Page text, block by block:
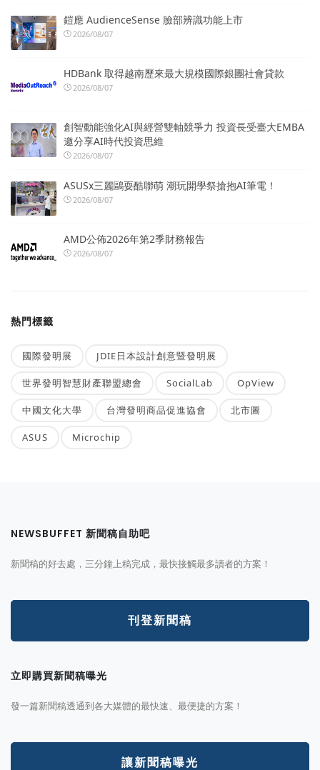
鎧應 AudienceSense 臉部辨識功能上市
2026/08/07
HDBank 取得越南歷來最大規模國際銀團社會貸款
2026/08/07
創智動能強化AI與經營雙軸競爭力 投資長受臺大EMBA
邀分享AI時代投資思維
2026/08/07
ASUSx三麗鷗耍酷聯萌 潮玩開學祭搶抱AI筆電！
2026/08/07
AMD公佈2026年第2季財務報告
2026/08/07
熱門標籤
國際發明展 JDIE日本設計創意暨發明展
世界發明智慧財產聯盟總會 SocialLab OpView
中國文化大學 台灣發明商品促進協會 北市圖
ASUS Microchip
NEWSBUFFET 新聞稿自助吧
新聞稿的好去處，三分鐘上稿完成，最快接觸最多讀者的方案！
刊登新聞稿
立即購買新聞稿曝光
發一篇新聞稿透通到各大媒體的最快速、最便捷的方案！
讓新聞稿曝光